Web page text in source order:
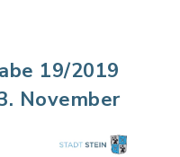
19/2019
November